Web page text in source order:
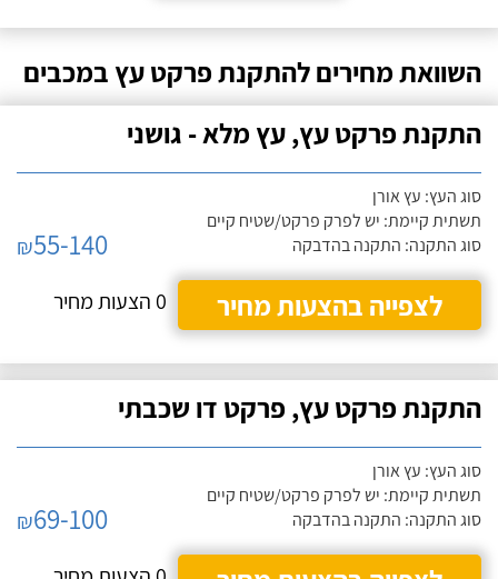
השוואת מחירים להתקנת פרקט עץ במכבים
התקנת פרקט עץ, עץ מלא - גושני
סוג העץ: עץ אורן
תשתית קיימת: יש לפרק פרקט/שטיח קיים
סוג התקנה: התקנה בהדבקה
₪55-140
לצפייה בהצעות מחיר
0 הצעות מחיר
התקנת פרקט עץ, פרקט דו שכבתי
סוג העץ: עץ אורן
תשתית קיימת: יש לפרק פרקט/שטיח קיים
סוג התקנה: התקנה בהדבקה
₪69-100